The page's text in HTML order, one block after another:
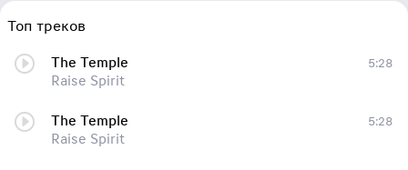
Топ треков
The Temple
Raise Spirit
5:28
The Temple
Raise Spirit
5:28